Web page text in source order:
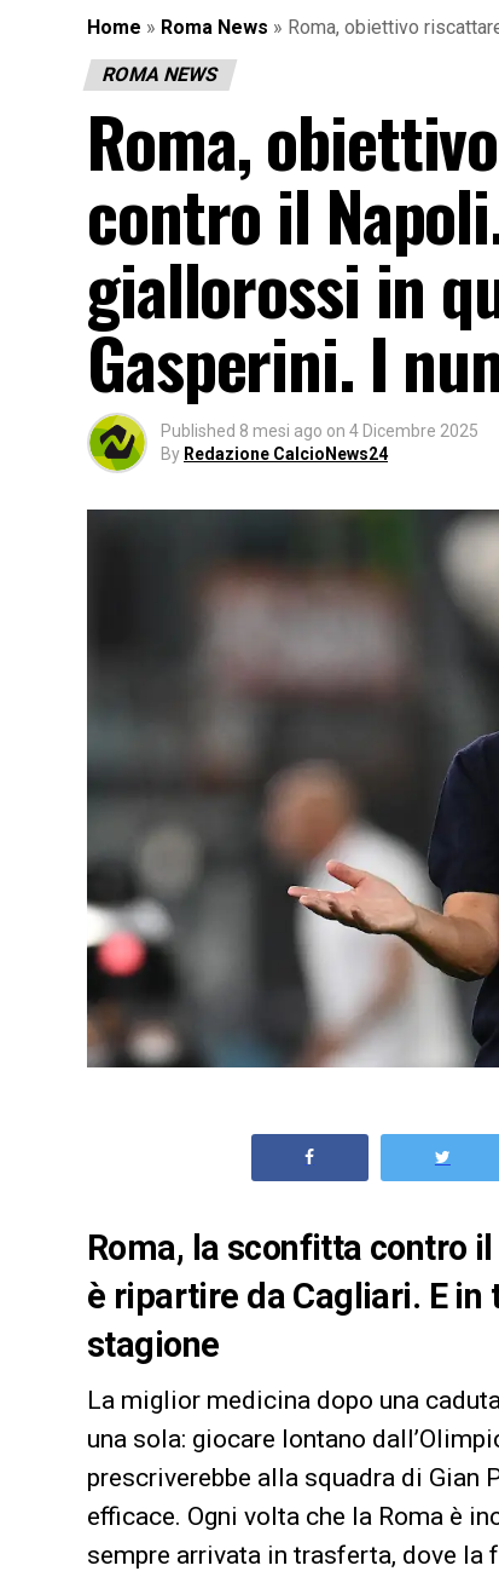
Home » Roma News » Roma, obiettivo
ROMA NEWS
Roma,
contro il
giallorossi in
Gasperini. I
Published 8 mesi ago on 4 Dicembre 2025
By Redazione CalcioNews24
Roma, la sconfitta contro
è ripartire da Cagliari. E
stagione
La miglior medicina dopo una
una sola: giocare lontano
prescriverebbe alla squadra di Gian
efficace. Ogni volta che la Roma è
sempre arrivata in trasferta, dove